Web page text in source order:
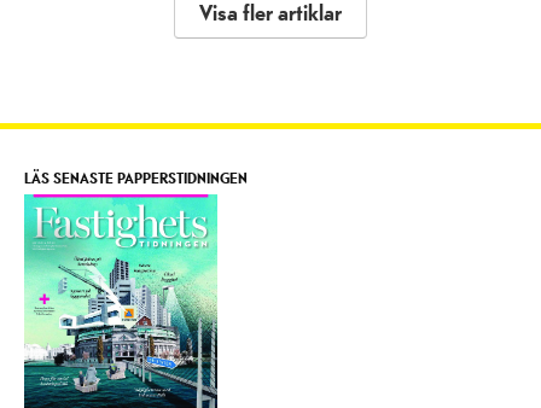
Visa fler artiklar
LÄS SENASTE PAPPERSTIDNINGEN